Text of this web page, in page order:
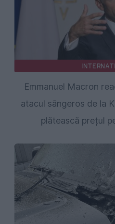
Emmanuel Macron
atacul sângeros de la
plătească prețul